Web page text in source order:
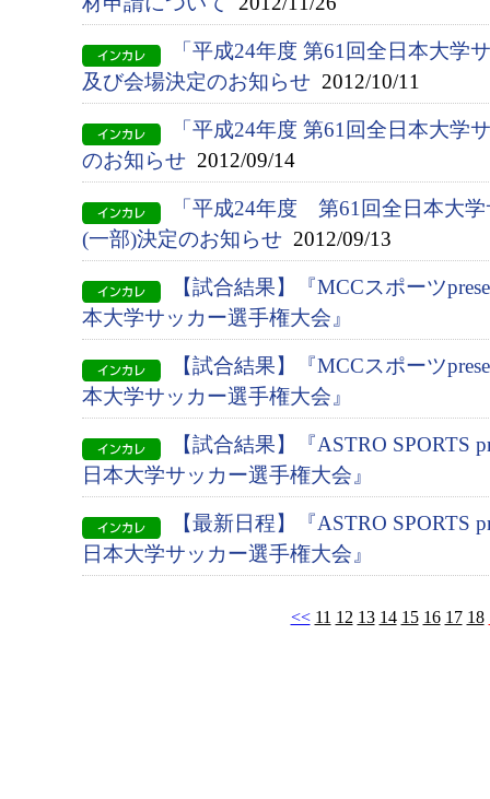
「平成24年度 第61回全日本大学
及び会場決定のお知らせ 2012/10/11
「平成24年度 第61回全日本大学
のお知らせ 2012/09/14
「平成24年度 第61回全日本大
(一部)決定のお知らせ 2012/09/13
【試合結果】『MCCスポーツ
本大学サッカー選手権大会』
【試合結果】『MCCスポーツ
本大学サッカー選手権大会』
【試合結果】『ASTRO SPORTS
日本大学サッカー選手権大会』
【最新日程】『ASTRO SPORTS
日本大学サッカー選手権大会』
<< 11 12 13 14 15 16 17 18